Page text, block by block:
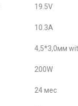
19.5V
10.3A
4,5*3,0мм
200W
24 мес